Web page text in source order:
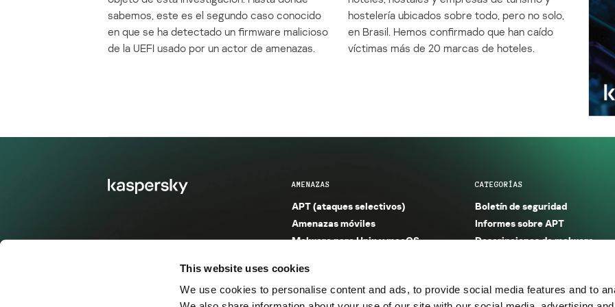
This website uses cookies
We use cookies to personalise content and ads, to provide social media features and to
sabemos, este es el segundo caso conocido
en que se ha detectado un firmware malicioso
de la UEFI usado por un actor de amenazas.
hostelería ubicados sobre todo, pero no solo,
en Brasil. Hemos confirmado que han caído
víctimas más de 20 marcas de hoteles.
AMENAZAS
APT (ataques selectivos)
Amenazas móviles
Malware para Unix y macOS
Entorno seguro (IoT)
Amenazas financieras
CATEGORÍAS
Boletín de seguridad
Informes sobre APT
Descripciones de malware
Informes sobre spam y